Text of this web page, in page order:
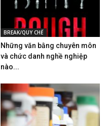
BREAK/QUY CHẾ
Những văn bằng chuyên môn
và chức danh nghề nghiệp
nào...